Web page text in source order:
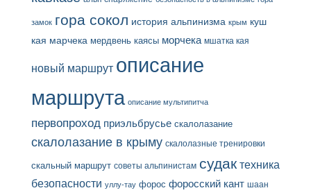
замок гора сокол история альпинизма крым куш
кая марчека мердвень каясы морчека мшатка кая
новый маршрут описание
маршрута описание мультипитча
первопроход приэльбрусье скалолазание
скалолазание в крыму скалолазные тренировки
скальный маршрут советы альпинистам судак техника
безопасности уллу-тау форос форосский кант шаан